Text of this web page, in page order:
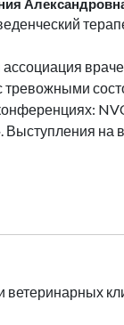
тревожными
Выступления на